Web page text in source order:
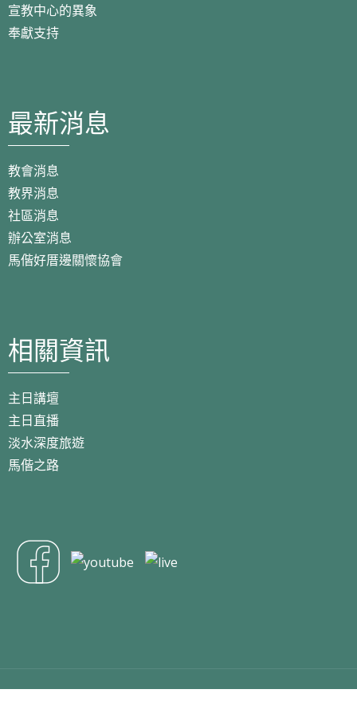
宣教中心的異象
奉獻支持
最新消息
教會消息
教界消息
社區消息
辦公室消息
馬偕好厝邊關懷協會
相關資訊
主日講壇
主日直播
淡水深度旅遊
馬偕之路